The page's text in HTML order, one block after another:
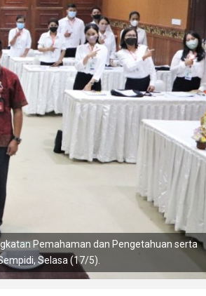
Pemahaman dan Pengetahuan serta
Selasa (17/5).